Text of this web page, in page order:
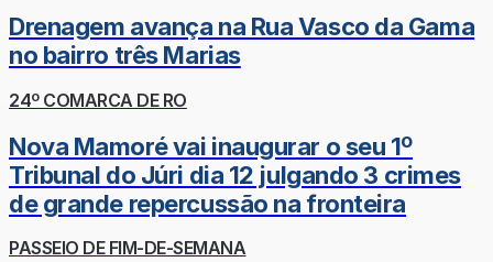
Drenagem avança na Rua Vasco da Gama
no bairro três Marias
24º COMARCA DE RO
Nova Mamoré vai inaugurar o seu 1º
Tribunal do Júri dia 12 julgando 3 crimes
de grande repercussão na fronteira
PASSEIO DE FIM-DE-SEMANA